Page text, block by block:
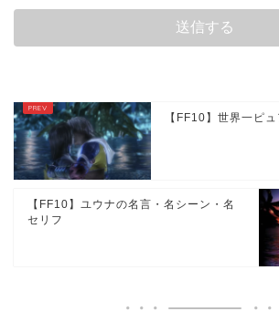
【FF10】世界一ピ
【FF10】ユウナの名言・名シーン・名
セリフ